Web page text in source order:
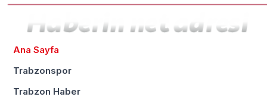
Ana Sayfa
Trabzonspor
Trabzon Haber